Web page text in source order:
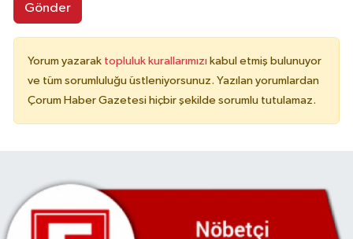
Gönder
Yorum yazarak topluluk kurallarımızı kabul etmiş bulunuyor
ve tüm sorumluluğu üstleniyorsunuz. Yazılan yorumlardan
Çorum Haber Gazetesi hiçbir şekilde sorumlu tutulamaz.